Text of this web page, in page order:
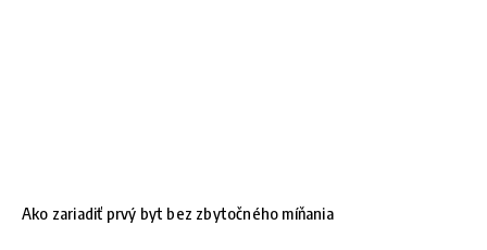
Ako zariadiť prvý byt bez zbytočného míňania